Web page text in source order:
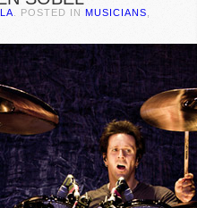
. POSTED IN MUSICIANS